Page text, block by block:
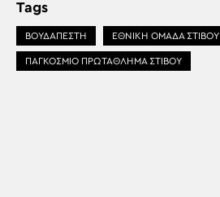
Tags
ΒΟΥΔΑΠΕΣΤΗ ΕΘΝΙΚΗ ΟΜΑΔΑ ΣΤΙΒΟΥ
ΠΑΓΚΌΣΜΙΟ ΠΡΩΤΆΘΛΗΜΑ ΣΤΊΒΟΥ